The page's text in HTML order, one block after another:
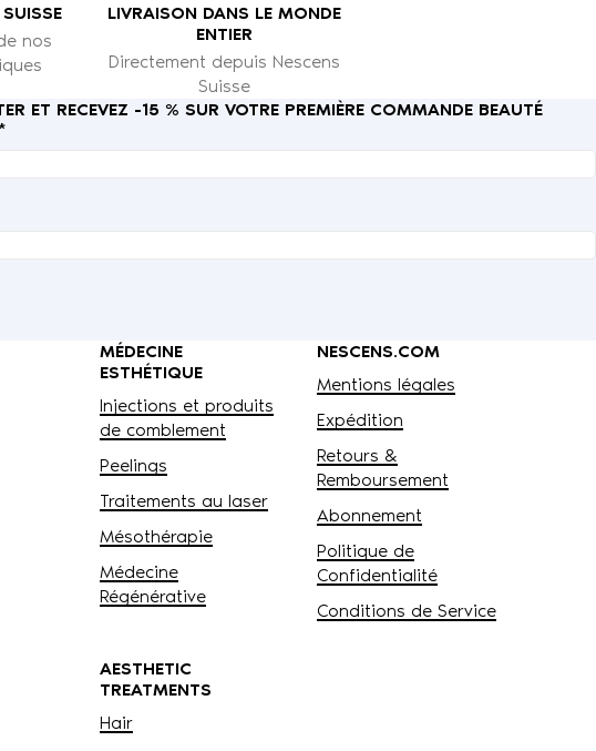
nos
LIVRAISON DANS LE MONDE
ENTIER
Directement depuis Nescens
Suisse
ET RECEVEZ -15 % SUR VOTRE PREMIÈRE COMMANDE BEAUTÉ
MÉDECINE
ESTHÉTIQUE
Injections et produits
de comblement
Peelings
Traitements au laser
Mésothérapie
Médecine
Régénérative
AESTHETIC
TREATMENTS
Hair
NESCENS.COM
Mentions légales
Expédition
Retours &
Remboursement
Abonnement
Politique de
Confidentialité
Conditions de Service